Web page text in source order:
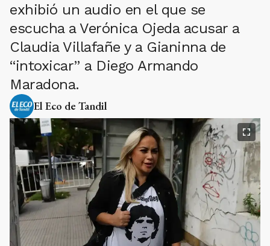
exhibió un audio en el que se
escucha a Verónica Ojeda acusar a
Claudia Villafañe y a Gianinna de
“intoxicar” a Diego Armando
Maradona.
El Eco de Tandil